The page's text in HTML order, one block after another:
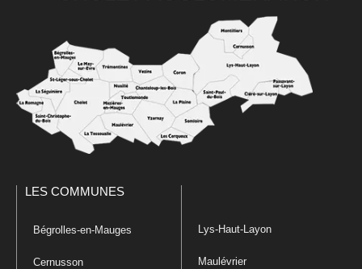
LES COMMUNES
Bégrolles-en-Mauges
Cernusson
Lys-Haut-Layon
Maulévrier